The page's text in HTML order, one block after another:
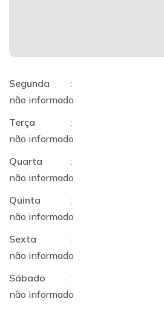
Segunda
:
não informado
Terça
:
não informado
Quarta
:
não informado
Quinta
:
não informado
Sexta
:
não informado
Sábado
:
não informado